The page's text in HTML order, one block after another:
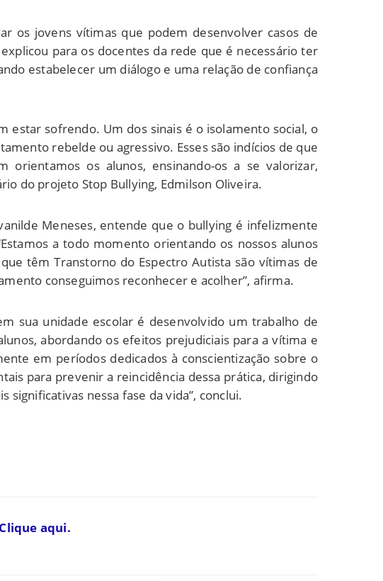
os jovens vítimas que podem desenvolver casos de
para os docentes da rede que é necessário ter
estabelecer um diálogo e uma relação de confiança
estar sofrendo. Um dos sinais é o isolamento social, o
rebelde ou agressivo. Esses são indícios de que
os alunos, ensinando-os a se valorizar,
do projeto Stop Bullying, Edmilson Oliveira.
Meneses, entende que o bullying é infelizmente
a todo momento orientando os nossos alunos
têm Transtorno do Espectro Autista são vítimas de
conseguimos reconhecer e acolher”, afirma.
sua unidade escolar é desenvolvido um trabalho de
abordando os efeitos prejudiciais para a vítima e
em períodos dedicados à conscientização sobre o
para prevenir a reincidência dessa prática, dirigindo
nessa fase da vida”, conclui.
Clique aqui.